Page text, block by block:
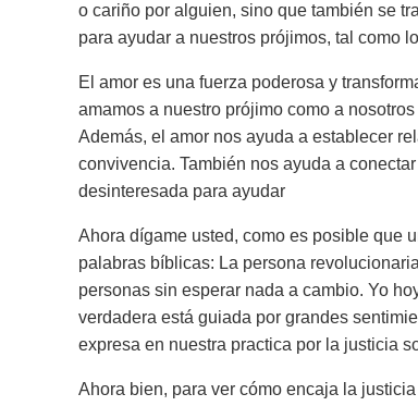
o cariño por alguien, sino que también se
para ayudar a nuestros prójimos, tal como
El amor es una fuerza poderosa y
amamos a nuestro prójimo como a
Además, el amor nos ayuda a establecer
convivencia. También nos ayuda a
desinteresada para ayudar
Ahora dígame usted, como es posible que
palabras bíblicas: La persona
personas sin esperar nada a cambio. Yo
verdadera está guiada por grandes
expresa en nuestra practica por la justicia
Ahora bien, para ver cómo encaja la